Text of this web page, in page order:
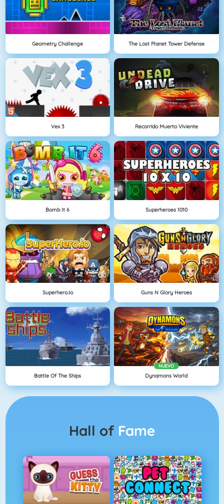
Geometry Challenge The Lost Planet Tower Defense
Vex 3 Recorrido Muerto Viviente
Bomb It 6 Superheroes 1010
Superhero.io Guns N Glory Heroes
Battle Of The Ships
NUEVO
Dynamons World
Hall of Fame